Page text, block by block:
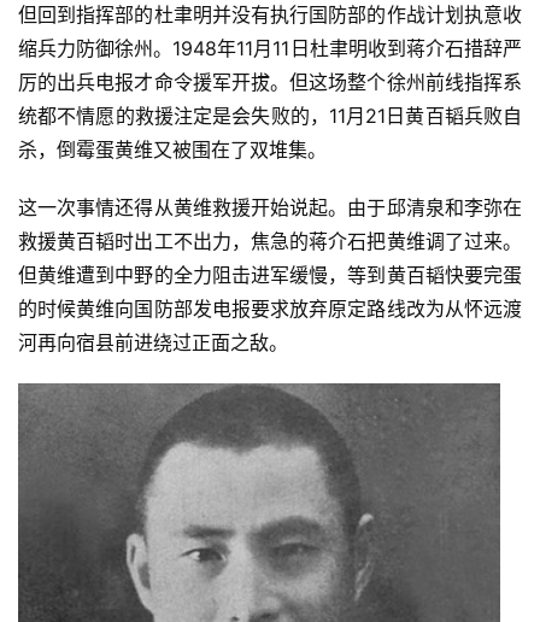
但回到指挥部的杜聿明并没有执行国防部的作战计划执意收
缩兵力防御徐州。1948年11月11日杜聿明收到蒋介石措辞严
厉的出兵电报才命令援军开拔。但这场整个徐州前线指挥系
统都不情愿的救援注定是会失败的，11月21日黄百韬兵败自
杀，倒霉蛋黄维又被围在了双堆集。
这一次事情还得从黄维救援开始说起。由于邱清泉和李弥在
救援黄百韬时出工不出力，焦急的蒋介石把黄维调了过来。
但黄维遭到中野的全力阻击进军缓慢，等到黄百韬快要完蛋
的时候黄维向国防部发电报要求放弃原定路线改为从怀远渡
河再向宿县前进绕过正面之敌。